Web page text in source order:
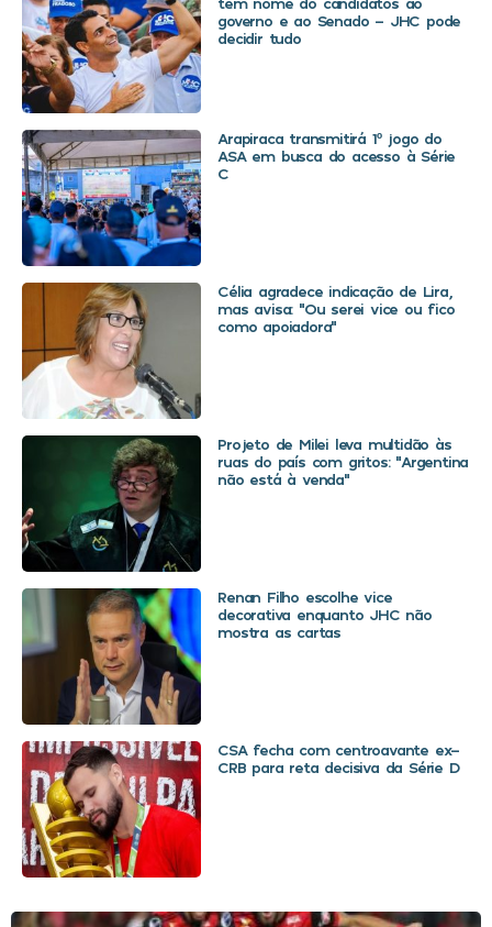
governo e ao Senado – JHC pode
decidir tudo
Arapiraca transmitirá 1º jogo do
ASA em busca do acesso à Série
C
Célia agradece indicação de Lira,
mas avisa: “Ou serei vice ou fico
como apoiadora”
Projeto de Milei leva multidão às
ruas do país com gritos: “Argentina
não está à venda”
Renan Filho escolhe vice
decorativa enquanto JHC não
mostra as cartas
CSA fecha com centroavante ex-
CRB para reta decisiva da Série D